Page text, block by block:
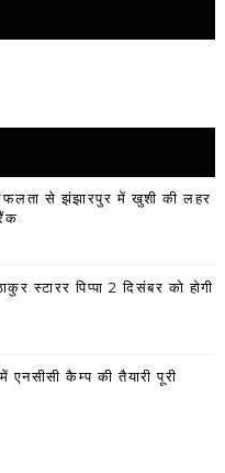
से झंझारपुर में खुशी की लहर
स्टारर पिप्पा 2 दिसंबर को होगी
कैम्प की तैयारी पूरी